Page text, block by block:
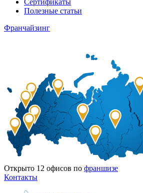
Сертификаты
Полезные статьи
Франчайзинг
Открыто 12 офисов по франшизе
Контакты